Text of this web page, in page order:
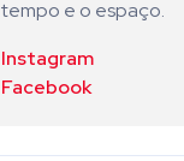
tempo e o espaço.
Instagram
Facebook